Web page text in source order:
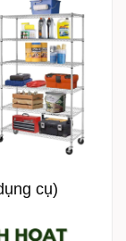
cụ)